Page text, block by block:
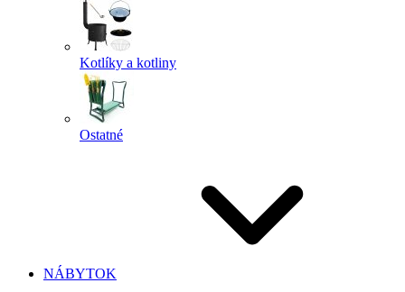
Kotlíky a kotliny
Ostatné
NÁBYTOK